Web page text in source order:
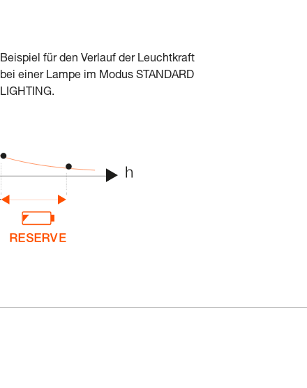
Beispiel für den Verlauf der Leuchtkraft
bei einer Lampe im Modus STANDARD
LIGHTING.